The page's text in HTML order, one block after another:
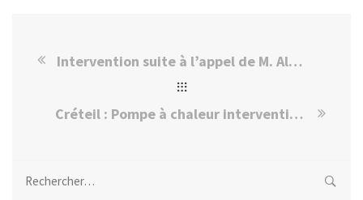
Intervention suite à l’appel de M. Alexandre à Sucy-en-Brie
Créteil : Pompe à chaleur intervention rapide chez Mme Brigitte H.
Rechercher :